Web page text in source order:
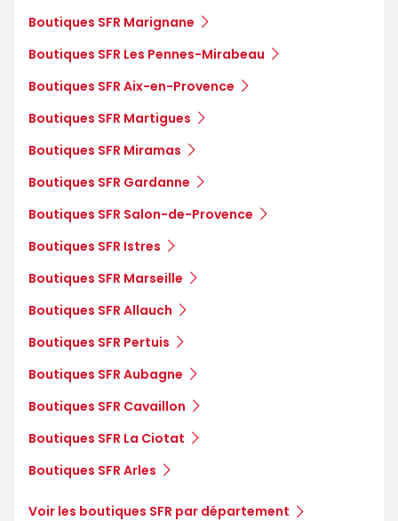
Boutiques SFR Marignane
Boutiques SFR Les Pennes-Mirabeau
Boutiques SFR Aix-en-Provence
Boutiques SFR Martigues
Boutiques SFR Miramas
Boutiques SFR Gardanne
Boutiques SFR Salon-de-Provence
Boutiques SFR Istres
Boutiques SFR Marseille
Boutiques SFR Allauch
Boutiques SFR Pertuis
Boutiques SFR Aubagne
Boutiques SFR Cavaillon
Boutiques SFR La Ciotat
Boutiques SFR Arles
Voir les boutiques SFR par département